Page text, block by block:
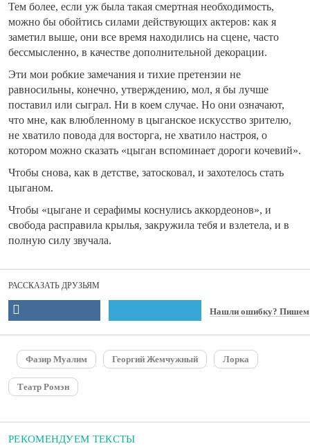
Тем более, если уж была такая смертная необходимость,
можно бы обойтись силами действующих актеров: как я
заметил выше, они все время находились на сцене, часто
бессмысленно, в качестве дополнительной декорации.
Эти мои робкие замечания и тихие претензии не
равносильны, конечно, утверждению, мол, я бы лучше
поставил или сыграл. Ни в коем случае. Но они означают,
что мне, как влюбленному в цыганское искусство зрителю,
не хватило повода для восторга, не хватило настроя, о
котором можно сказать «цыган вспоминает дороги кочевий».
Чтобы снова, как в детстве, затосковал, и захотелось стать
цыганом.
Чтобы «цыгане и серафимы коснулись аккордеонов», и
свобода расправила крылья, закружила тебя и взлетела, и в
полную силу звучала.
РАССКАЗАТЬ ДРУЗЬЯМ
Нашли ошибку? Пишем
Фазир Муалим Георгий Жемчужный Лорка
Театр Ромэн
РЕКОМЕНДУЕМ ТЕКСТЫ